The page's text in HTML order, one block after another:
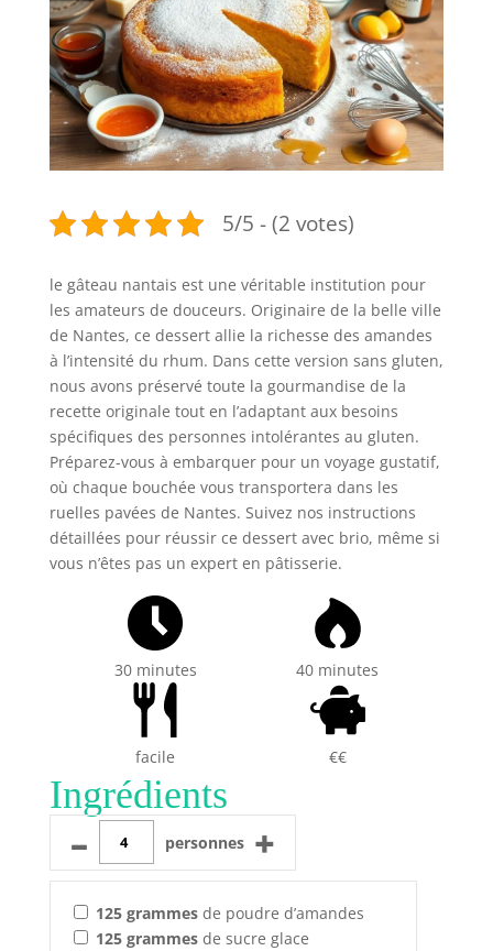
5/5 - (2 votes)
le gâteau nantais est une véritable institution pour
les amateurs de douceurs. Originaire de la belle ville
de Nantes, ce dessert allie la richesse des amandes
à l’intensité du rhum. Dans cette version sans gluten,
nous avons préservé toute la gourmandise de la
recette originale tout en l’adaptant aux besoins
spécifiques des personnes intolérantes au gluten.
Préparez-vous à embarquer pour un voyage gustatif,
où chaque bouchée vous transportera dans les
ruelles pavées de Nantes. Suivez nos instructions
détaillées pour réussir ce dessert avec brio, même si
vous n’êtes pas un expert en pâtisserie.
30 minutes 40 minutes
facile €€
Ingrédients
– personnes +
125 grammesde poudre d’amandes
125 grammesde sucre glace